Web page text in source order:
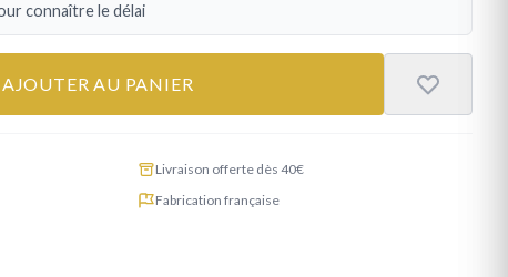
connaître le délai
AJOUTER AU PANIER
Livraison offerte dès 40€
Fabrication française